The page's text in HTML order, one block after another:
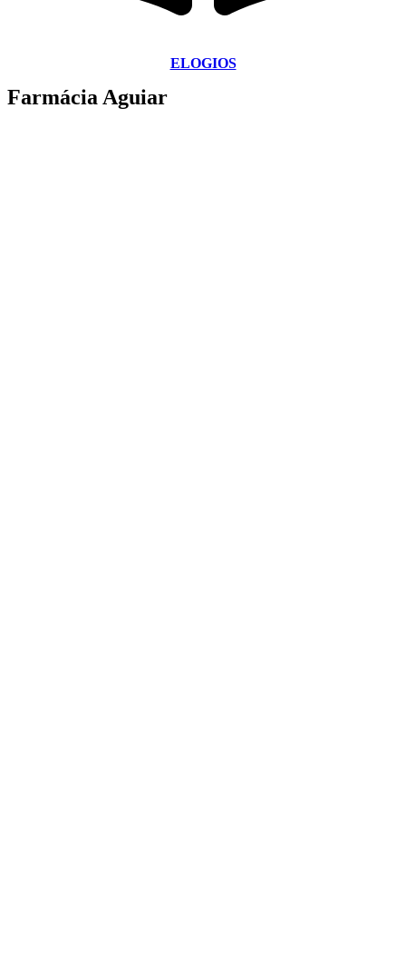
ELOGIOS
Farmácia Aguiar